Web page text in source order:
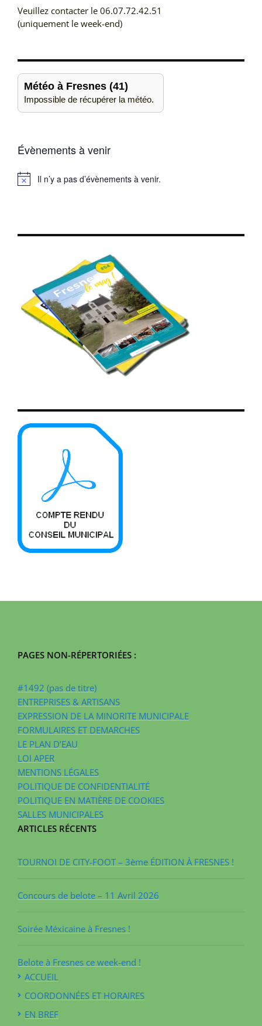
Veuillez contacter le 06.07.72.42.51
(uniquement le week-end)
Météo à Fresnes (41)
Impossible de récupérer la météo.
Évènements à venir
NoticeIl n’y a pas d’évènements à venir.
PAGES NON-RÉPERTORIÉES :
#1492 (pas de titre)
ENTREPRISES & ARTISANS
EXPRESSION DE LA MINORITE MUNICIPALE
FORMULAIRES ET DEMARCHES
LE PLAN D’EAU
LOI APER
MENTIONS LÉGALES
POLITIQUE DE CONFIDENTIALITÉ
POLITIQUE EN MATIÈRE DE COOKIES
SALLES MUNICIPALES
ARTICLES RÉCENTS
TOURNOI DE CITY-FOOT – 3ème ÉDITION À FRESNES !
Concours de belote – 11 Avril 2026
Soirée Méxicaine à Fresnes !
Belote à Fresnes ce week-end !
ACCUEIL
COORDONNÉES ET HORAIRES
EN BREF